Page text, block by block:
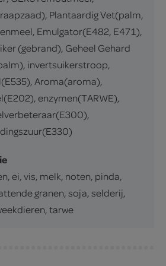
Plantaardig Vet(palm,
Emulgator(E482, E471),
(gebrand), Geheel Gehard
invertsuikerstroop,
Aroma(aroma),
enzymen(TARWE),
ei, vis, melk, noten, pinda,
granen, soja, selderij,
tarwe